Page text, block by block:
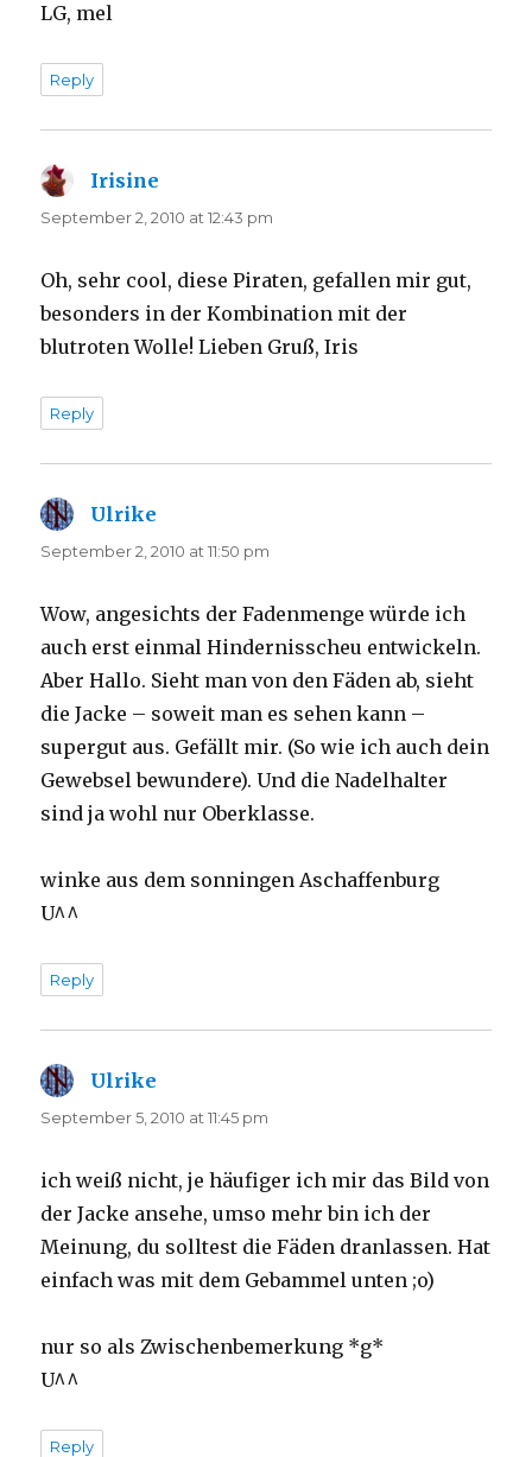
LG, mel
Reply
Irisine
September 2, 2010 at 12:43 pm
Oh, sehr cool, diese Piraten, gefallen mir gut,
besonders in der Kombination mit der
blutroten Wolle! Lieben Gruß, Iris
Reply
Ulrike
September 2, 2010 at 11:50 pm
Wow, angesichts der Fadenmenge würde ich
auch erst einmal Hindernisscheu entwickeln.
Aber Hallo. Sieht man von den Fäden ab, sieht
die Jacke – soweit man es sehen kann –
supergut aus. Gefällt mir. (So wie ich auch dein
Gewebsel bewundere). Und die Nadelhalter
sind ja wohl nur Oberklasse.
winke aus dem sonningen Aschaffenburg
U^^
Reply
Ulrike
September 5, 2010 at 11:45 pm
ich weiß nicht, je häufiger ich mir das Bild von
der Jacke ansehe, umso mehr bin ich der
Meinung, du solltest die Fäden dranlassen. Hat
einfach was mit dem Gebammel unten ;o)
nur so als Zwischenbemerkung *g*
U^^
Reply